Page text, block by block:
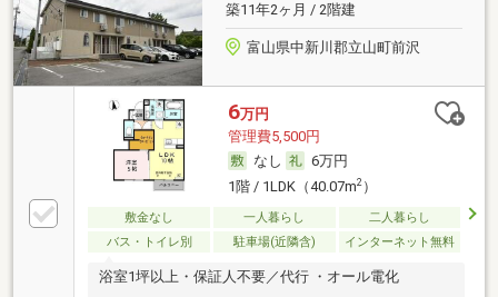
築11年2ヶ月 / 2階建
富山県中新川郡立山町前沢
6万円
管理費5,500円
なし
6万円
1階 / 1LDK（40.07m2）
敷金なし 一人暮らし
二人暮らし
バス・トイレ別
駐車場(近隣含) インターネット無料
浴室1坪以上・保証人不要／代行 ・オール電化